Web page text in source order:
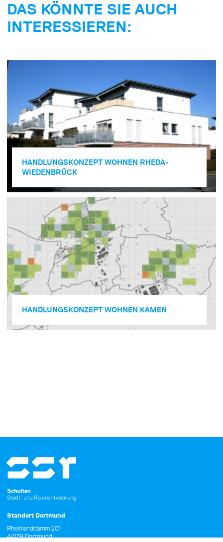
DAS KÖNNTE SIE AUCH
INTERESSIEREN:
HANDLUNGSKONZEPT WOHNEN RHEDA-
WIEDENBRÜCK
HANDLUNGSKONZEPT WOHNEN KAMEN
Standort Dortmund
Rheinlanddamm 201
44139 Dortmund